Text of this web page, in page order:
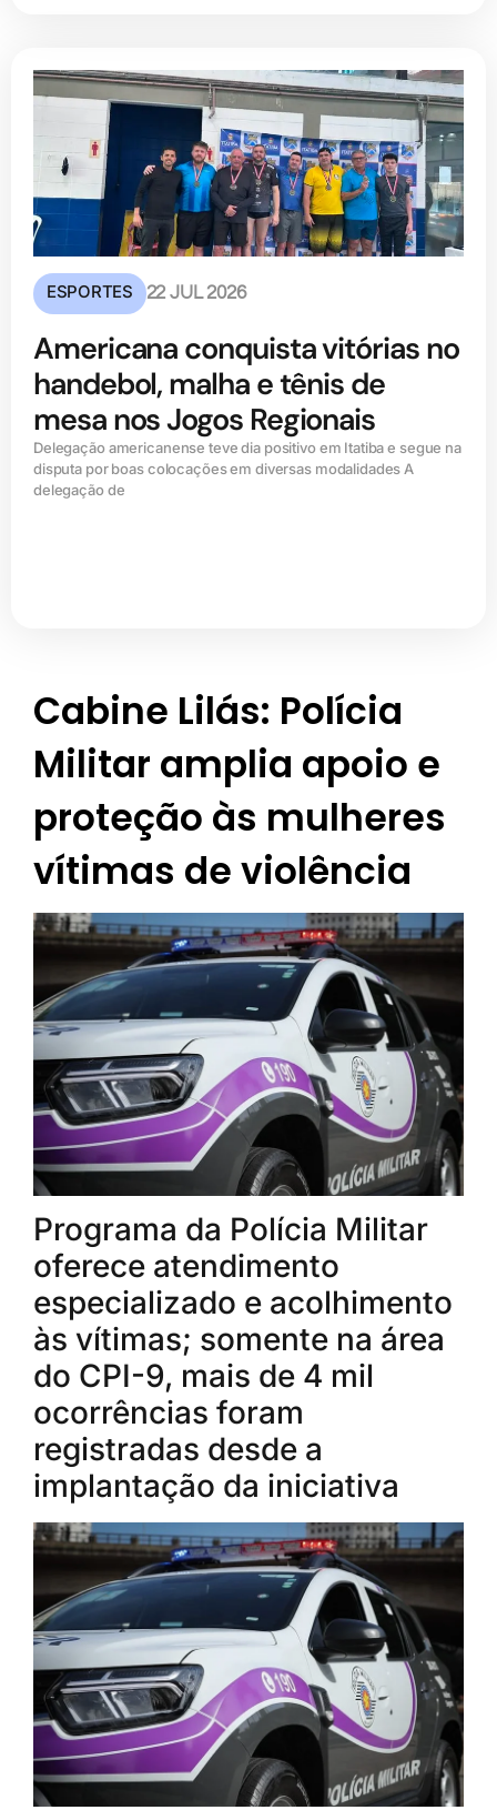
ESPORTES 22 JUL 2026
Americana conquista vitórias no
handebol, malha e tênis de
mesa nos Jogos Regionais
Delegação americanense teve dia positivo em Itatiba e segue na
disputa por boas colocações em diversas modalidades A
delegação de
Cabine Lilás: Polícia
Militar amplia apoio e
proteção às mulheres
vítimas de violência
Programa da Polícia Militar
oferece atendimento
especializado e acolhimento
às vítimas; somente na área
do CPI-9, mais de 4 mil
ocorrências foram
registradas desde a
implantação da iniciativa